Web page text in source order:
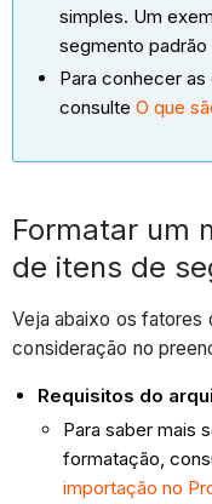
simples. Um
segmento
Para conhecer
consulteO que
Formatar um
de itens de
Veja abaixo os fatores
consideração no
Requisitos do
Para saber mais
formatação,
importação no